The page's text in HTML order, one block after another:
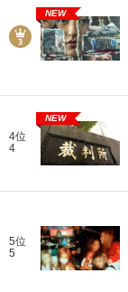
NEW
4位
4
NEW
5位
5